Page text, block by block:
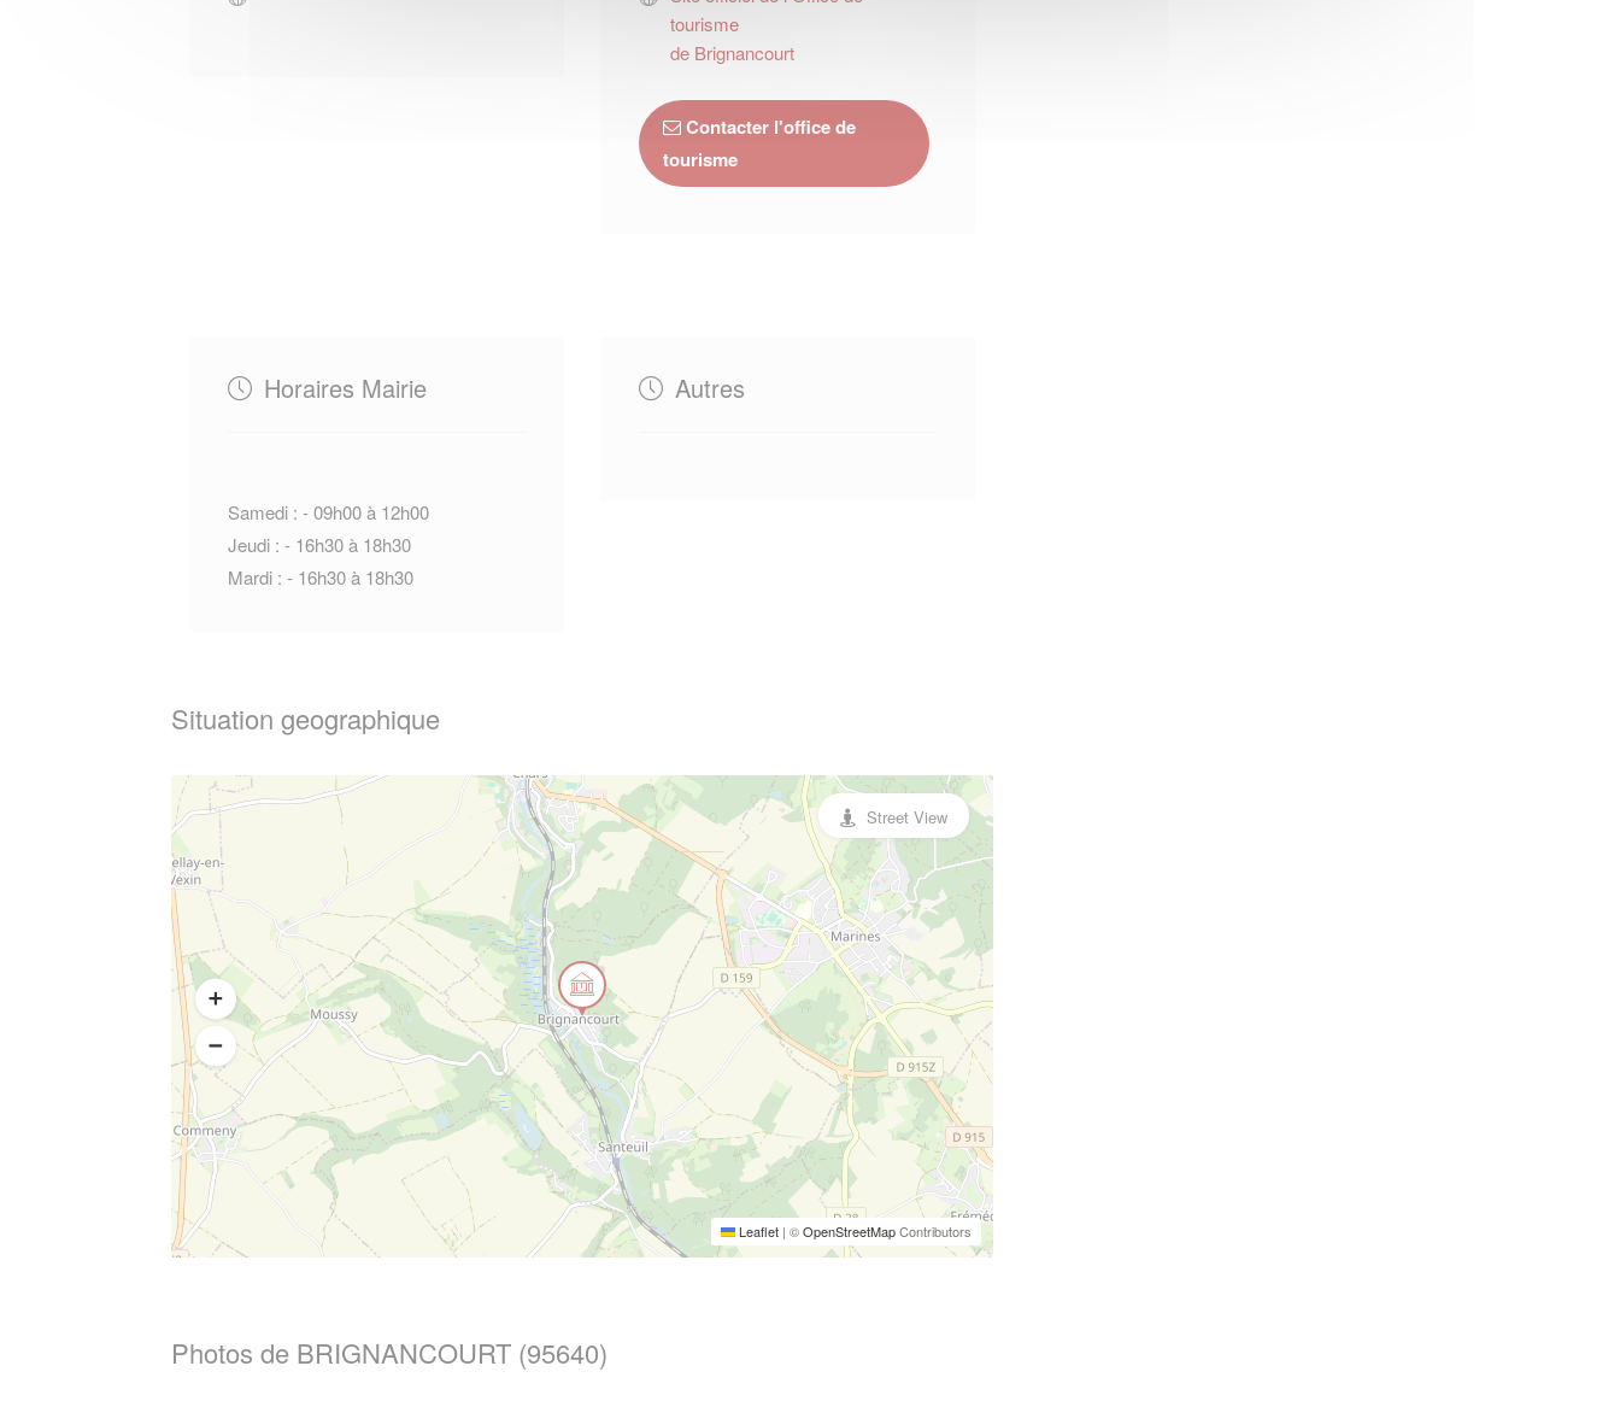
tourisme
de Brignancourt
Contacter l'office de
tourisme
Horaires Mairie
Samedi : - 09h00 à 12h00
Jeudi : - 16h30 à 18h30
Mardi : - 16h30 à 18h30
Autres
Situation geographique
Leaflet | ©OpenStreetMapContributors
Street View
Photos de BRIGNANCOURT (95640)